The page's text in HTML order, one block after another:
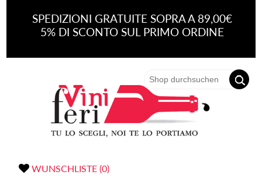
SPEDIZIONI GRATUITE SOPRA A 89,00€
5% DI SCONTO SUL PRIMO ORDINE
WUNSCHLISTE (0)